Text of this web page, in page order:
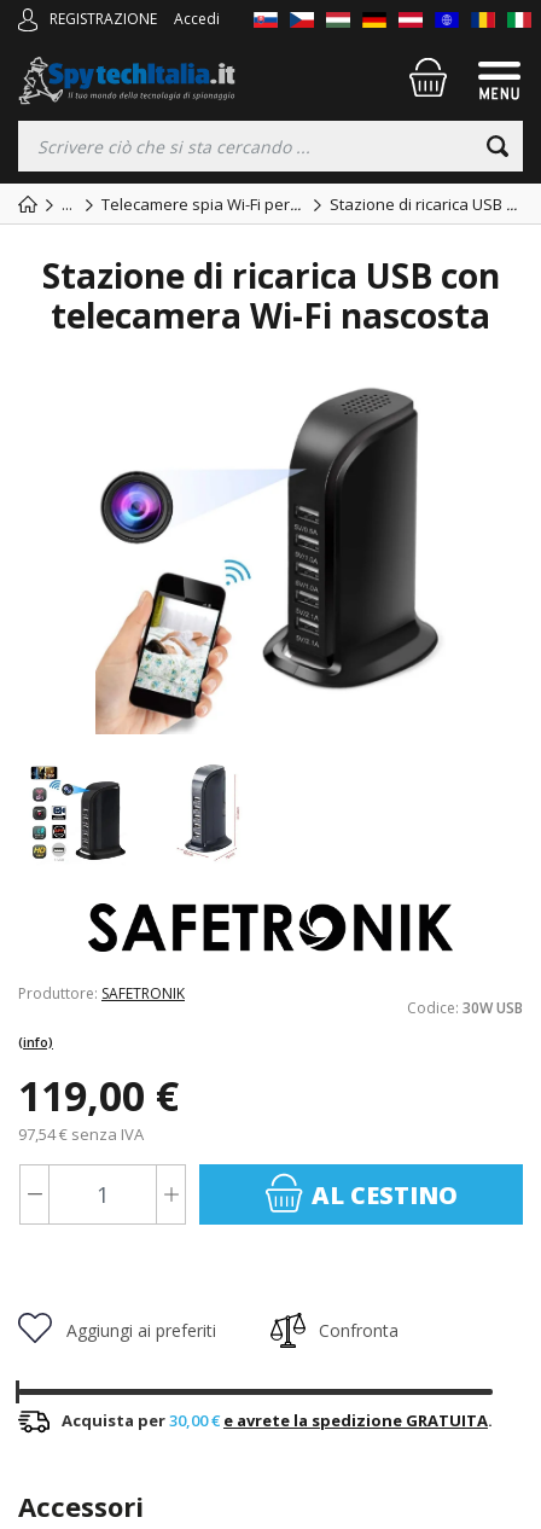
REGISTRAZIONE Accedi
... Telecamere spia Wi-Fi per... Stazione di ricarica USB ...
Stazione di ricarica USB con
telecamera Wi-Fi nascosta
Produttore: SAFETRONIK
Codice: 30W USB
(info)
119,00 €
97,54 € senza IVA
AL CESTINO
Aggiungi ai preferiti Confronta
Acquista per30,00 € e avrete la spedizione GRATUITA.
Accessori